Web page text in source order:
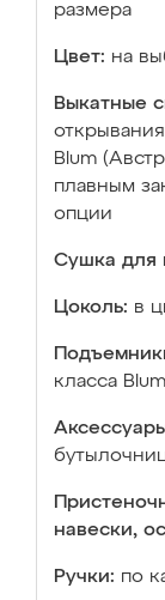
размера
Цвет: на
Выкатные
Blum
плавным
опции
Сушка для
Цоколь: в
класса
навески,
Ручки: по